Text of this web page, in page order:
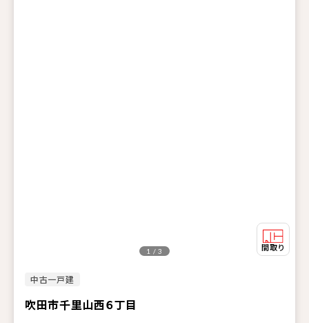
中古一戸建
吹田市千里山西６丁目
1 / 3